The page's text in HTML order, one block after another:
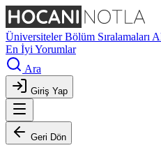
ÜniversitelerBölüm Sıralamaları
En İyi Yorumlar
Ara
Giriş Yap
Geri Dön